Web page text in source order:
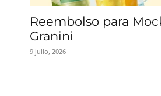
Reembolso para
Granini
9 julio, 2026